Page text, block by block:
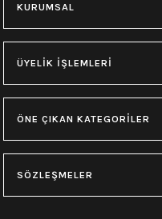
KURUMSAL
ÜYELİK İŞLEMLERİ
ÖNE ÇIKAN KATEGORİLER
SÖZLEŞMELER